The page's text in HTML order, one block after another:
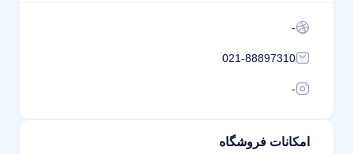
-
021-88897310
-
امکانات فروشگاه